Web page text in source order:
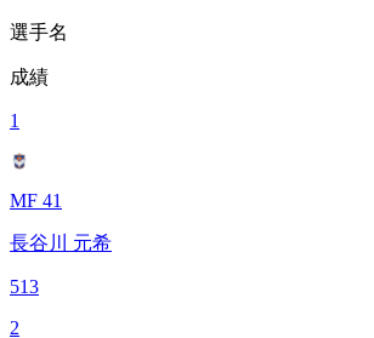
選手名
成績
1
MF 41
長谷川 元希
513
2